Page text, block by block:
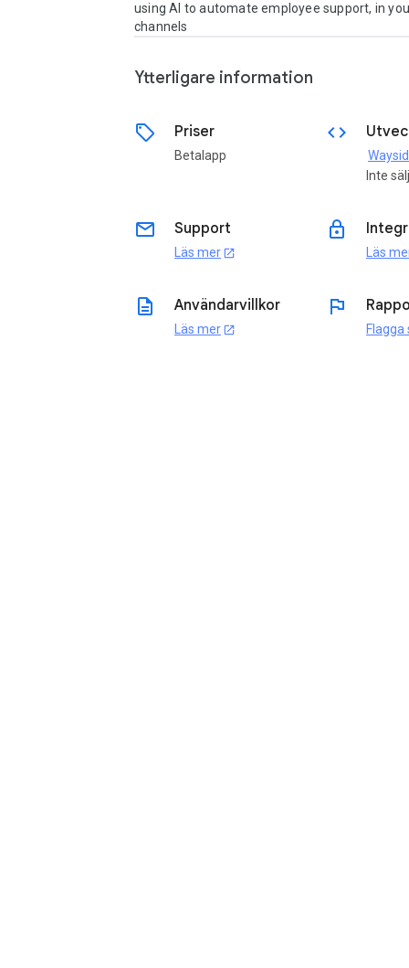
using AI to automate employee support, in
channels
Ytterligare information
sell Priser
Betalapp
code
Inte
email Support
Läs mer open_in_new
lock
Läs
description Användarvillkor
Läs mer open_in_new
flag